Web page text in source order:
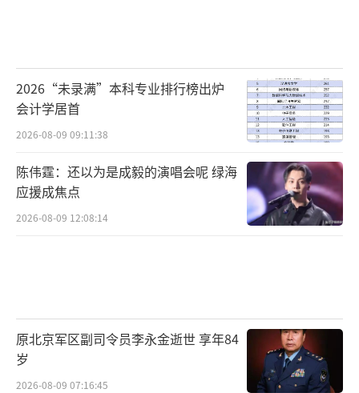
2026“未录满”本科专业排行榜出炉
会计学居首
2026-08-09 09:11:38
陈伟霆：还以为是成毅的演唱会呢 绿海
应援成焦点
2026-08-09 12:08:14
原北京军区副司令员李永金逝世 享年84
岁
2026-08-09 07:16:45